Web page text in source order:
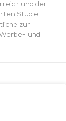
und der
Studie
zur
und